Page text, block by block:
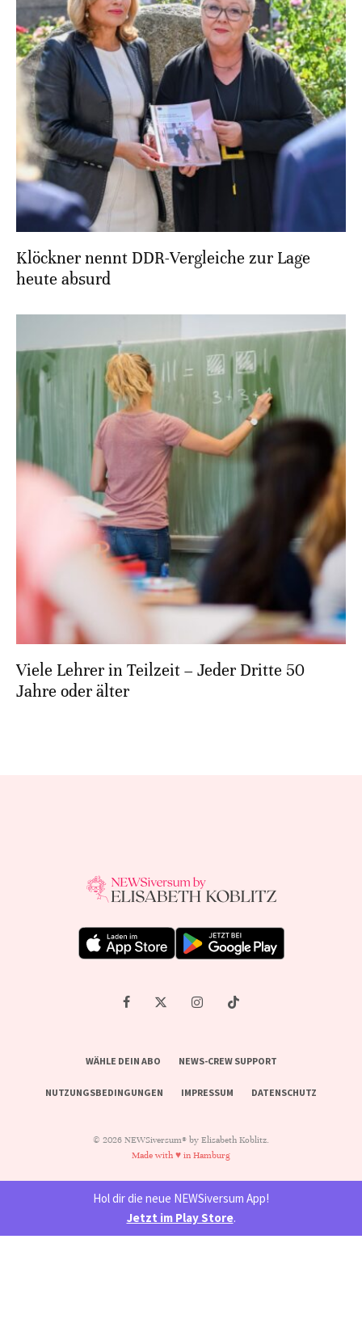
Klöckner nennt DDR-Vergleiche zur Lage
heute absurd
Viele Lehrer in Teilzeit – Jeder Dritte 50
Jahre oder älter
WÄHLE DEIN ABO NEWS-CREW SUPPORT
NUTZUNGSBEDINGUNGEN IMPRESSUM DATENSCHUTZ
© 2026 NEWSiversum® by Elisabeth Koblitz.
Made with ♥ in Hamburg
Hol dir die neue NEWSiversum App!
Jetzt im Play Store.